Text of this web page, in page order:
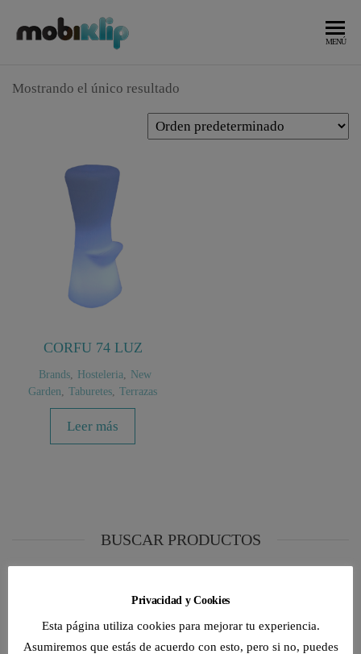
MENÚ
Mostrando el único resultado
CORFU 74 LUZ
Brands, Hosteleria
New
Garden
Taburetes Terrazas
Leer más
BUSCAR PRODUCTOS
CATEGORÍAS DE PRODUCTO
Privacidad y Cookies
Esta página utiliza cookies para mejorar tu experiencia.
Asumiremos que estás de acuerdo con esto, pero si no, puedes